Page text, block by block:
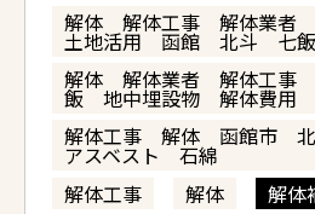
解体 解体工事 解体業
土地活用 函館 北斗 七飯
解体 解体業者 解体工
飯 地中埋設物 解体費用
解体工事 解体 函館市
アスベスト 石綿
解体工事
解体 解体